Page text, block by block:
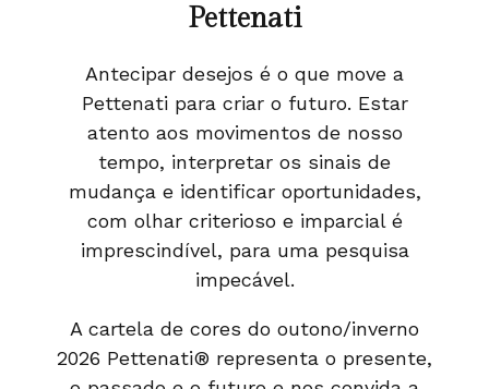
Pettenati
Antecipar desejos é o que move a
Pettenati para criar o futuro. Estar
atento aos movimentos de nosso
tempo, interpretar os sinais de
mudança e identificar oportunidades,
com olhar criterioso e imparcial é
imprescindível, para uma pesquisa
impecável.
A cartela de cores do outono/inverno
2026 Pettenati® representa o presente,